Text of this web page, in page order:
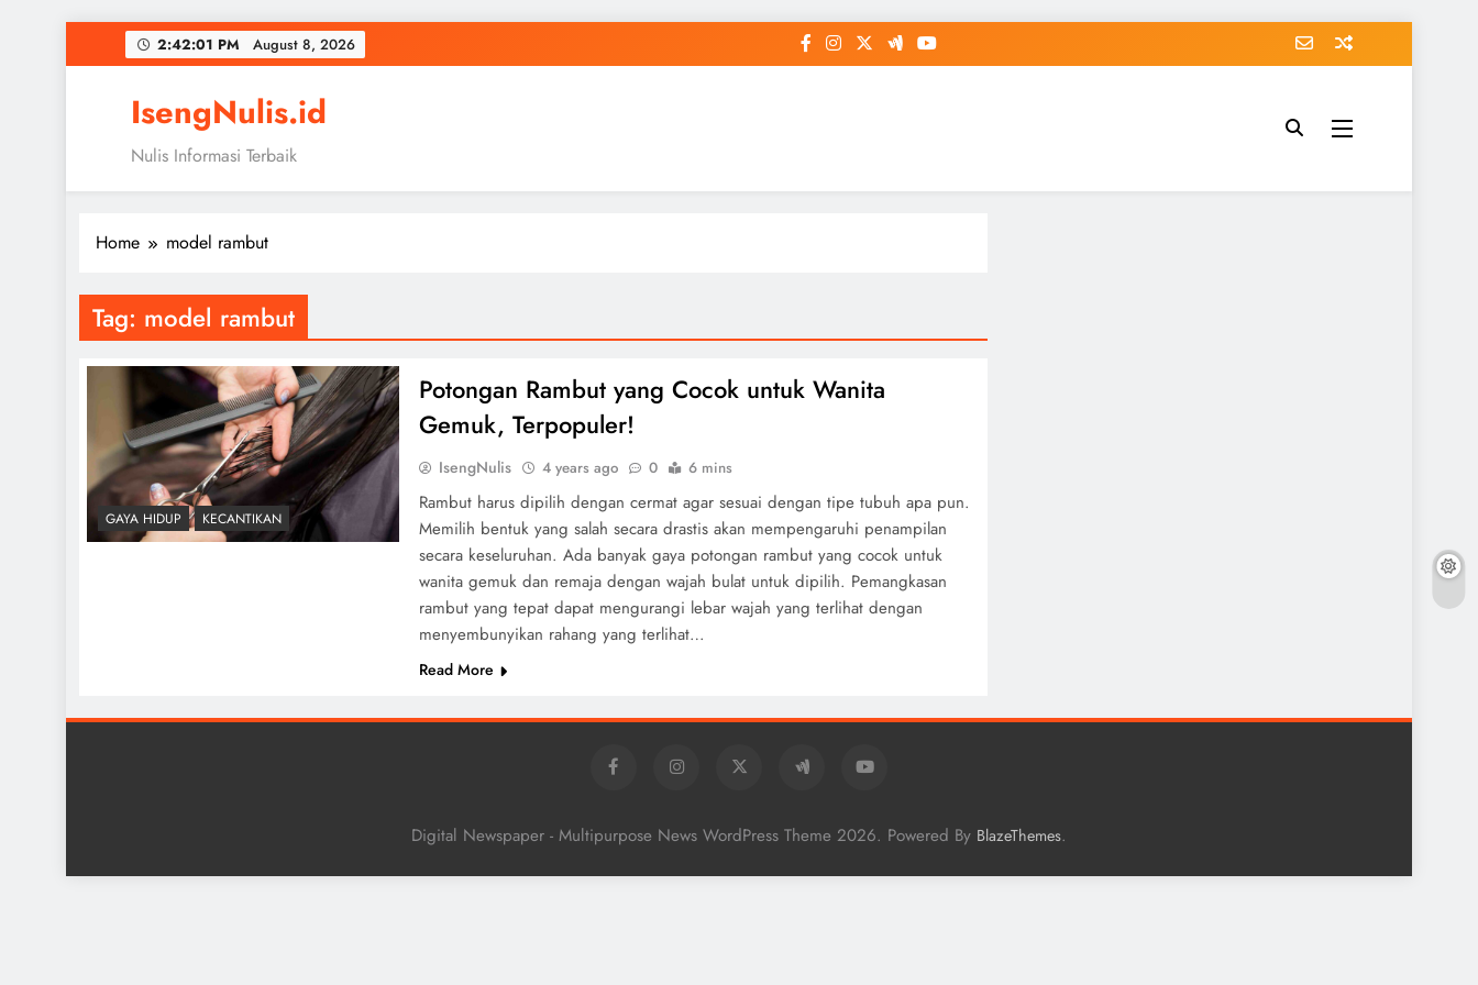
to
2:42:01 PM August 8, 2026
IsengNulis.id
Nulis Informasi Terbaik
Home model rambut
Tag: model rambut
GAYA HIDUP KECANTIKAN
Potongan Rambut yang Cocok untuk Wanita
Gemuk, Terpopuler!
IsengNulis 4 years ago 0 6 mins
Rambut harus dipilih dengan cermat agar sesuai dengan tipe tubuh apa pun.
Memilih bentuk yang salah secara drastis akan mempengaruhi penampilan
secara keseluruhan. Ada banyak gaya potongan rambut yang cocok untuk
wanita gemuk dan remaja dengan wajah bulat untuk dipilih. Pemangkasan
rambut yang tepat dapat mengurangi lebar wajah yang terlihat dengan
menyembunyikan rahang yang terlihat…
Read More
Digital Newspaper - Multipurpose News WordPress Theme 2026. Powered By BlazeThemes.